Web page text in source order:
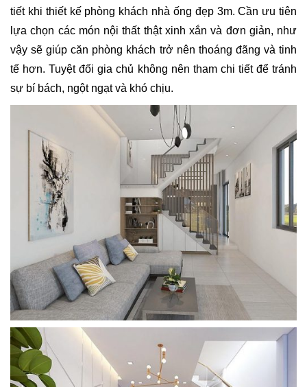
tiết khi thiết kế phòng khách nhà ống đẹp 3m. Cần ưu tiên
lựa chọn các món nội thất thật xinh xắn và đơn giản, như
vậy sẽ giúp căn phòng khách trở nên thoáng đãng và tinh
tế hơn. Tuyệt đối gia chủ không nên tham chi tiết để tránh
sự bí bách, ngột ngạt và khó chịu.